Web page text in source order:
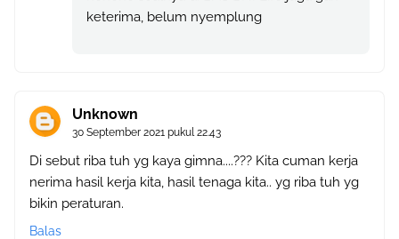
keterima, belum nyemplung
Unknown
30 September 2021 pukul 22.43
Di sebut riba tuh yg kaya gimna....??? Kita cuman kerja
nerima hasil kerja kita, hasil tenaga kita.. yg riba tuh yg
bikin peraturan.
Balas